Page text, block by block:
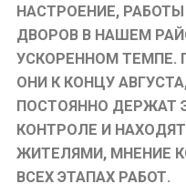
НАСТРОЕНИЕ,
ДВОРОВ В НАШЕМ
УСКОРЕННОМ ТЕМПЕ.
ОНИ К КОНЦУ
ПОСТОЯННО ДЕРЖАТ
КОНТРОЛЕ И
ЖИТЕЛЯМИ, МНЕНИЕ
ВСЕХ ЭТАПАХ РАБОТ.